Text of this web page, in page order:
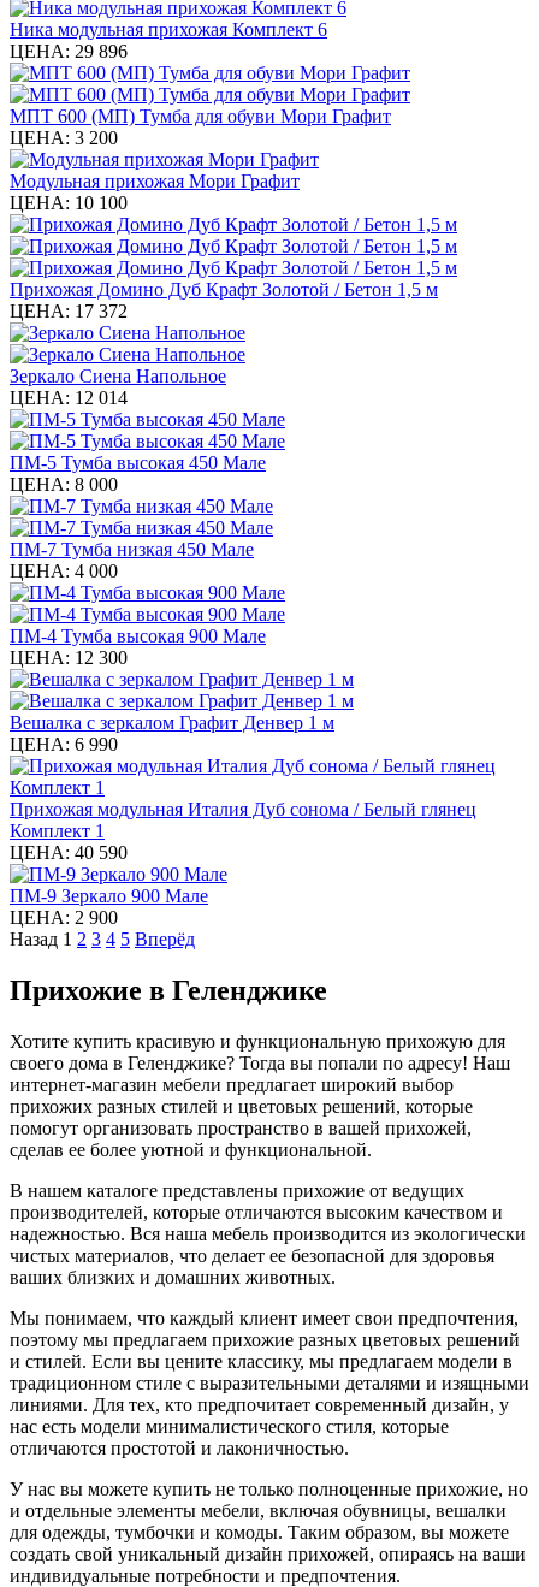
Ника модульная прихожая Комплект 6
ЦЕНА: 29 896
МПТ 600 (МП) Тумба для обуви Мори Графит
ЦЕНА: 3 200
Модульная прихожая Мори Графит
ЦЕНА: 10 100
Прихожая Домино Дуб Крафт Золотой / Бетон 1,5 м
ЦЕНА: 17 372
Зеркало Сиена Напольное
ЦЕНА: 12 014
ПМ-5 Тумба высокая 450 Мале
ЦЕНА: 8 000
ПМ-7 Тумба низкая 450 Мале
ЦЕНА: 4 000
ПМ-4 Тумба высокая 900 Мале
ЦЕНА: 12 300
Вешалка с зеркалом Графит Денвер 1 м
ЦЕНА: 6 990
Прихожая модульная Италия Дуб сонома / Белый глянец
Комплект 1
ЦЕНА: 40 590
ПМ-9 Зеркало 900 Мале
ЦЕНА: 2 900
Назад 1 2 3 4 5 Вперёд
Прихожие в Геленджике
Хотите купить красивую и функциональную прихожую для
своего дома в Геленджике? Тогда вы попали по адресу! Наш
интернет-магазин мебели предлагает широкий выбор
прихожих разных стилей и цветовых решений, которые
помогут организовать пространство в вашей прихожей,
сделав ее более уютной и функциональной.
В нашем каталоге представлены прихожие от ведущих
производителей, которые отличаются высоким качеством и
надежностью. Вся наша мебель производится из экологически
чистых материалов, что делает ее безопасной для здоровья
ваших близких и домашних животных.
Мы понимаем, что каждый клиент имеет свои предпочтения,
поэтому мы предлагаем прихожие разных цветовых решений
и стилей. Если вы цените классику, мы предлагаем модели в
традиционном стиле с выразительными деталями и изящными
линиями. Для тех, кто предпочитает современный дизайн, у
нас есть модели минималистического стиля, которые
отличаются простотой и лаконичностью.
У нас вы можете купить не только полноценные прихожие, но
и отдельные элементы мебели, включая обувницы, вешалки
для одежды, тумбочки и комоды. Таким образом, вы можете
создать свой уникальный дизайн прихожей, опираясь на ваши
индивидуальные потребности и предпочтения.